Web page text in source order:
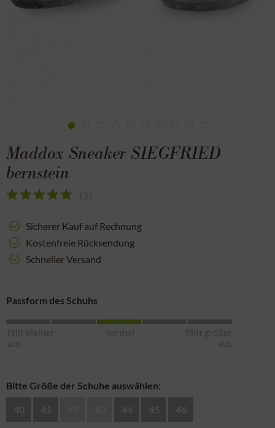
Maddox Sneaker SIEGFRIED
bernstein
( 2)
Sicherer Kauf auf Rechnung
Kostenfreie Rücksendung
Schneller Versand
Passform des Schuhs
fällt kleiner
aus
normal
fällt größer
aus
Bitte Größe der Schuhe auswählen:
40 41 44 45 46